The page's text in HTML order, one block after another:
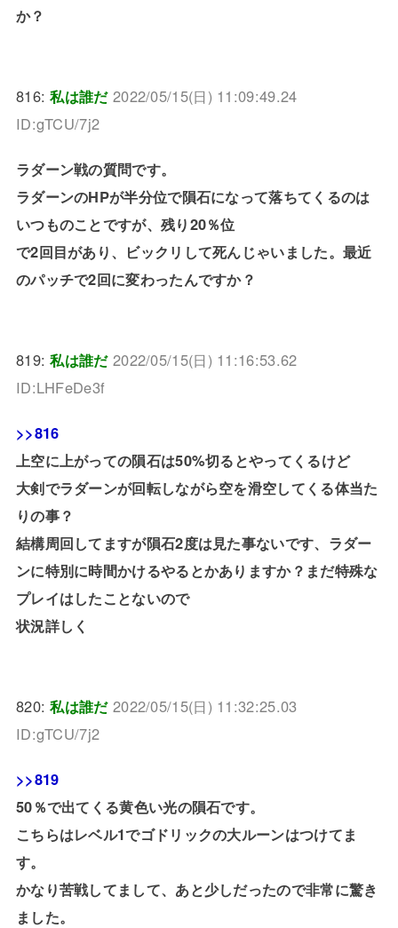
か？
816:私は誰だ 2022/05/15(日) 11:09:49.24
ID:gTCU/7j2
ラダーン戦の質問です。
ラダーンのHPが半分位で隕石になって落ちてくるのは
いつものことですが、残り20％位
で2回目があり、ビックリして死んじゃいました。最近
のパッチで2回に変わったんですか？
819:私は誰だ 2022/05/15(日) 11:16:53.62
ID:LHFeDe3f
>>816
上空に上がっての隕石は50%切るとやってくるけど
大剣でラダーンが回転しながら空を滑空してくる体当た
りの事？
結構周回してますが隕石2度は見た事ないです、ラダー
ンに特別に時間かけるやるとかありますか？まだ特殊な
プレイはしたことないので
状況詳しく
820:私は誰だ 2022/05/15(日) 11:32:25.03
ID:gTCU/7j2
>>819
50％で出てくる黄色い光の隕石です。
こちらはレベル1でゴドリックの大ルーンはつけてま
す。
かなり苦戦してまして、あと少しだったので非常に驚き
ました。